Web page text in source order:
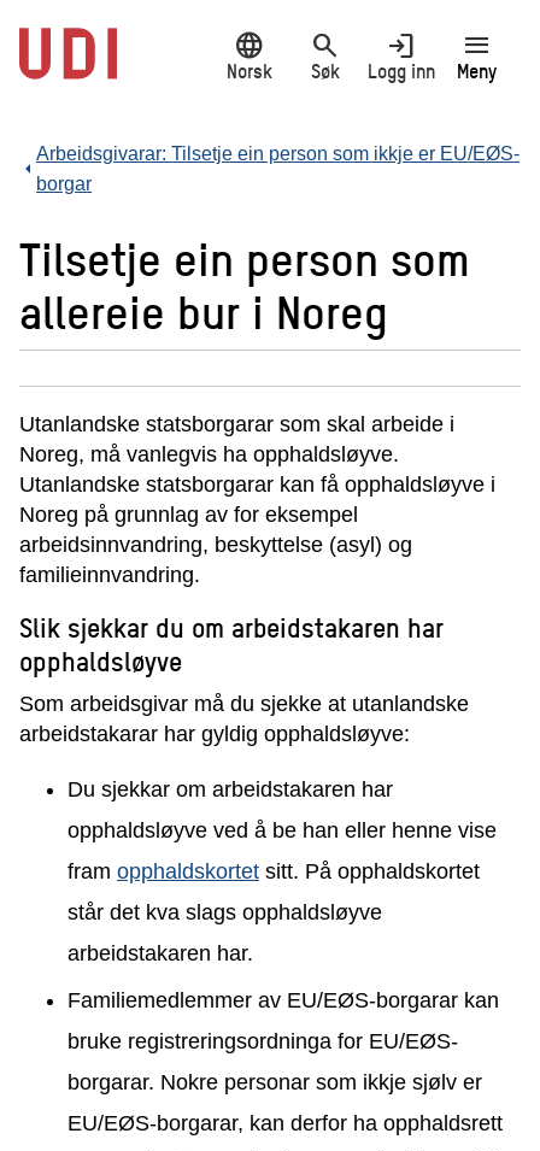
hovedinnhold
language
Norsk
search
Søk
login
Logg inn
menu
Meny
Arbeidsgivarar: Tilsetje ein person som ikkje er EU/EØS-
borgar
Tilsetje ein person som
allereie bur i Noreg
Utanlandske statsborgarar som skal arbeide i
Noreg, må vanlegvis ha opphaldsløyve.
Utanlandske statsborgarar kan få opphaldsløyve i
Noreg på grunnlag av for eksempel
arbeidsinnvandring, beskyttelse (asyl) og
familieinnvandring.
Slik sjekkar du om arbeidstakaren har
opphaldsløyve
Som arbeidsgivar må du sjekke at utanlandske
arbeidstakarar har gyldig opphaldsløyve:
Du sjekkar om arbeidstakaren har
opphaldsløyve ved å be han eller henne vise
fram opphaldskortet sitt. På opphaldskortet
står det kva slags opphaldsløyve
arbeidstakaren har.
Familiemedlemmer av EU/EØS-borgarar kan
bruke registreringsordninga for EU/EØS-
borgarar. Nokre personar som ikkje sjølv er
EU/EØS-borgarar, kan derfor ha opphaldsrett